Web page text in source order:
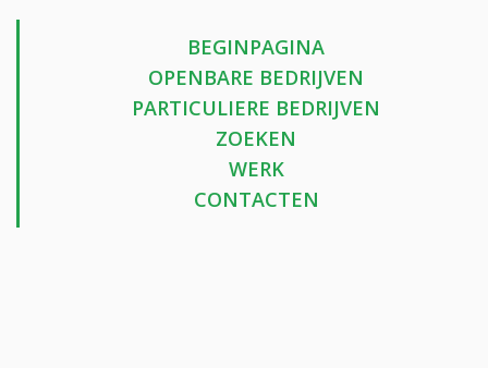
BEGINPAGINA
OPENBARE BEDRIJVEN
PARTICULIERE BEDRIJVEN
ZOEKEN
WERK
CONTACTEN